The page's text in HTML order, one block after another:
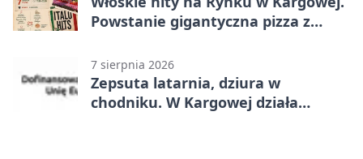
Powstanie gigantyczna pizza z
7 sierpnia 2026
Zepsuta latarnia, dziura w
chodniku. W Kargowej działa